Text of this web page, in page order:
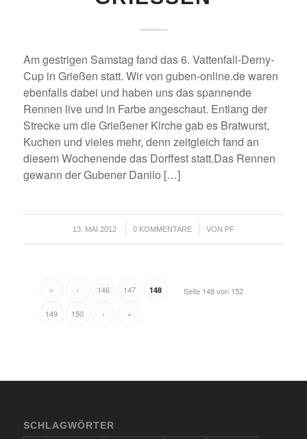
Am gestrigen Samstag fand das 6. Vattenfall-Derny-
Cup in Grießen statt. Wir von guben-online.de waren
ebenfalls dabei und haben uns das spannende
Rennen live und in Farbe angeschaut. Entlang der
Strecke um die Grießener Kirche gab es Bratwurst,
Kuchen und vieles mehr, denn zeitgleich fand an
diesem Wochenende das Dorffest statt.Das Rennen
gewann der Gubener Danilo […]
13. MAI 2012
/ 0 KOMMENTARE
/ VON PF
Seite 148 von 152
« ‹ 146 147 148
149 150 › »
SCHLAGWÖRTER